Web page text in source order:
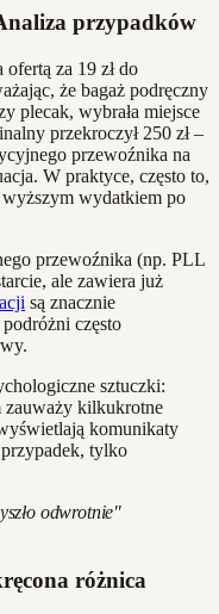
przypadków
za 19 zł do
że bagaż podręczny
plecak, wybrała miejsce
przekroczył 250 zł –
przewoźnika na
W praktyce, często to,
wydatkiem po
przewoźnika (np. PLL
ale zawiera już
są znacznie
często
sztuczki:
zauważy kilkukrotne
komunikaty
przypadek, tylko
odwrotnie"
różnica